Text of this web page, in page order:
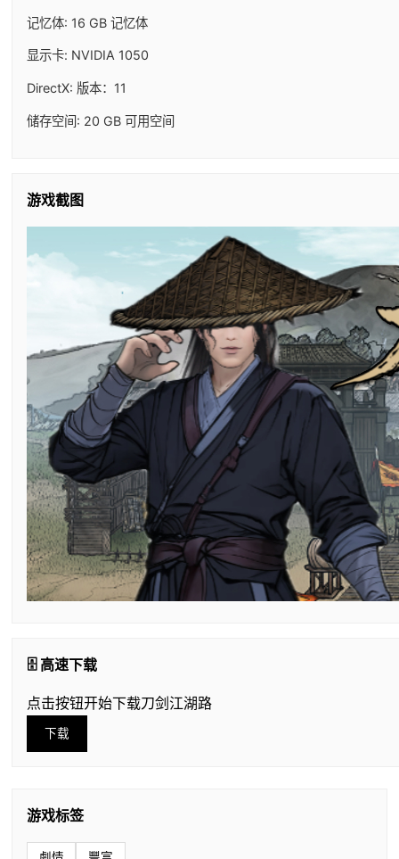
记忆体: 16 GB 记忆体
显示卡: NVIDIA 1050
DirectX: 版本：11
储存空间: 20 GB 可用空间
游戏截图
🗄️ 高速下载
点击按钮开始下载刀剑江湖路
下载
游戏标签